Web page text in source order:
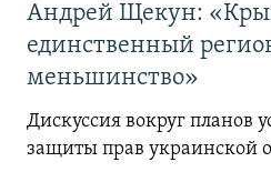
Андрей Щекун:
единственный
меньшинство»
Дискуссия вокруг планов
защиты прав